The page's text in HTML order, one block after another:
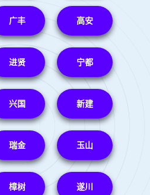
广丰 高安
进贤 宁都
兴国 新建
瑞金 玉山
樟树 遂川